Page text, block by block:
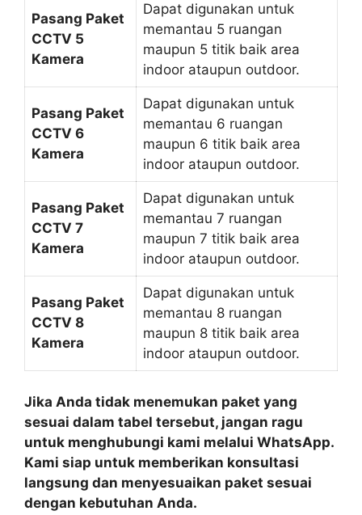
Pasang Paket
CCTV 5
Kamera
Dapat digunakan untuk
memantau 5 ruangan
maupun 5 titik baik area
indoor ataupun outdoor.
Pasang Paket
CCTV 6
Kamera
Dapat digunakan untuk
memantau 6 ruangan
maupun 6 titik baik area
indoor ataupun outdoor.
Pasang Paket
CCTV 7
Kamera
Dapat digunakan untuk
memantau 7 ruangan
maupun 7 titik baik area
indoor ataupun outdoor.
Pasang Paket
CCTV 8
Kamera
Dapat digunakan untuk
memantau 8 ruangan
maupun 8 titik baik area
indoor ataupun outdoor.
Jika Anda tidak menemukan paket yang
sesuai dalam tabel tersebut, jangan ragu
untuk menghubungi kami melalui WhatsApp.
Kami siap untuk memberikan konsultasi
langsung dan menyesuaikan paket sesuai
dengan kebutuhan Anda.